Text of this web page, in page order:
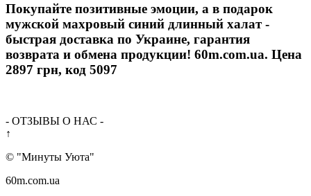
Покупайте позитивные эмоции, а в подарок
мужской махровый синий длинный халат -
быстрая доставка по Украине, гарантия
возврата и обмена продукции! 60m.com.ua. Цена
2897 грн, код 5097
- ОТЗЫВЫ О НАС -
↑
© "Минуты Уюта"
60m.com.ua